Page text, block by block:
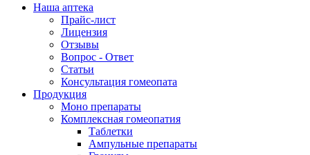
Наша аптека
Прайс-лист
Лицензия
Отзывы
Вопрос - Ответ
Статьи
Консультация гомеопата
Продукция
Моно препараты
Комплексная гомеопатия
Таблетки
Ампульные препараты